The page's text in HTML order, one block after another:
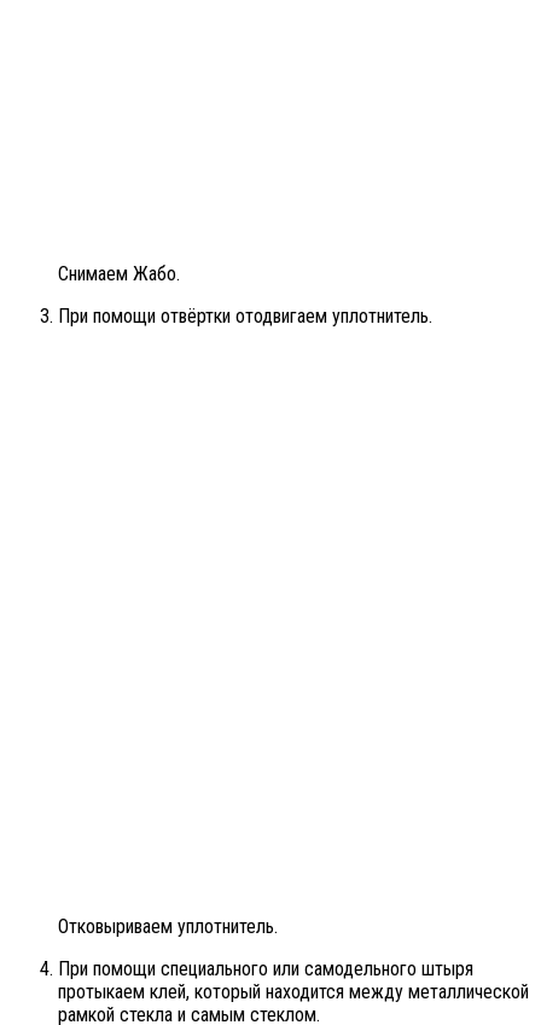
Снимаем Жабо.
При помощи отвёртки отодвигаем уплотнитель.
Отковыриваем уплотнитель.
При помощи специального или самодельного штыря
протыкаем клей, который находится между металлической
рамкой стекла и самым стеклом.